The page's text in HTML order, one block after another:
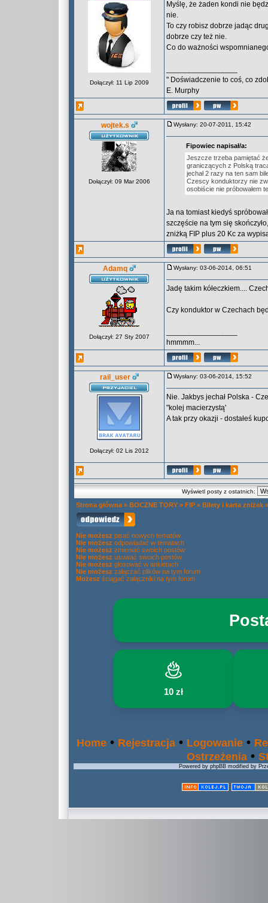
Dołączył: 11 Lip 2009
Myślę, że żaden kondi nie
nie.
To czy robisz dobrze jadąc
dobrze czy też nie.
Co do ważności
" Doświadczenie to coś, co
E. Murphy
wojtek.s
Dołączył: 09 Mar 2006
Wysłany: 20-07-2011, 15:42
Fipowiec napisał/a:
Jeszcze trzeba pamiętać
graniczących z Polską
jechał 2 razy na ten sam
Czescy konduktorzy nie
osobiście nie próbowałem
Ja na tomiast kiedyś
szczęście na tym się
zniżką FIP plus 20 Kc za
Adamq
Dołączył: 27 Sty 2007
Wysłany: 03-06-2014, 06:51
Jadę takim kółeczkiem....
Czy konduktor w Czechach
hmmmm...
rail_user
Dołączył: 02 Lis 2012
Wysłany: 03-06-2014, 15:52
Nie. Jakbys jechał Polska -
"kolej macierzystą'
A tak przy okazji - dostałeś
Wyświetl posty z ostatnich:
Strona główna » BOCZNE TORY » FIP » Bilety i karta zniżek
Nie możesz pisać nowych tematów
Nie możesz odpowiadać w tematach
Nie możesz zmieniać swoich postów
Nie możesz usuwać swoich postów
Nie możesz głosować w ankietach
Nie możesz załączać plików na tym forum
Możesz ściągać załączniki na tym forum
10 zł
Home • Rejestracja • Logowanie •
Ostrzeżenia •
Powered by phpBB modified by